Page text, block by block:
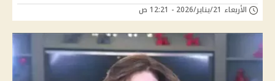
الأربعاء 21/يناير/2026 - 12:21 ص